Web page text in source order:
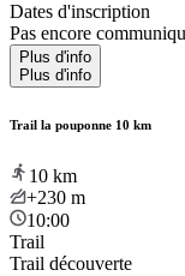
Dates d'inscription
Pas encore
Plus d'info
Plus d'info
Trail la pouponne 10 km
10 km
+230 m
10:00
Trail
Trail découverte